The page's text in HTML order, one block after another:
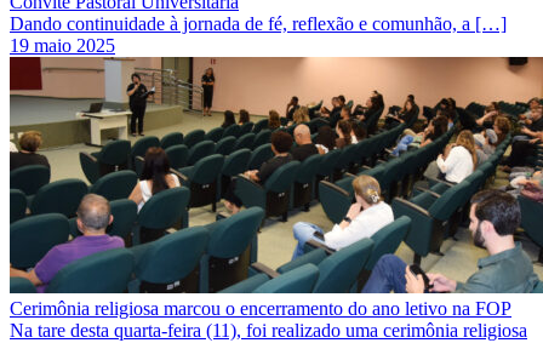
Dando continuidade à jornada de fé, reflexão e comunhão, a […]
19 maio 2025
Cerimônia religiosa marcou o encerramento do ano letivo na FOP
Na tare desta quarta-feira (11), foi realizado uma cerimônia religiosa